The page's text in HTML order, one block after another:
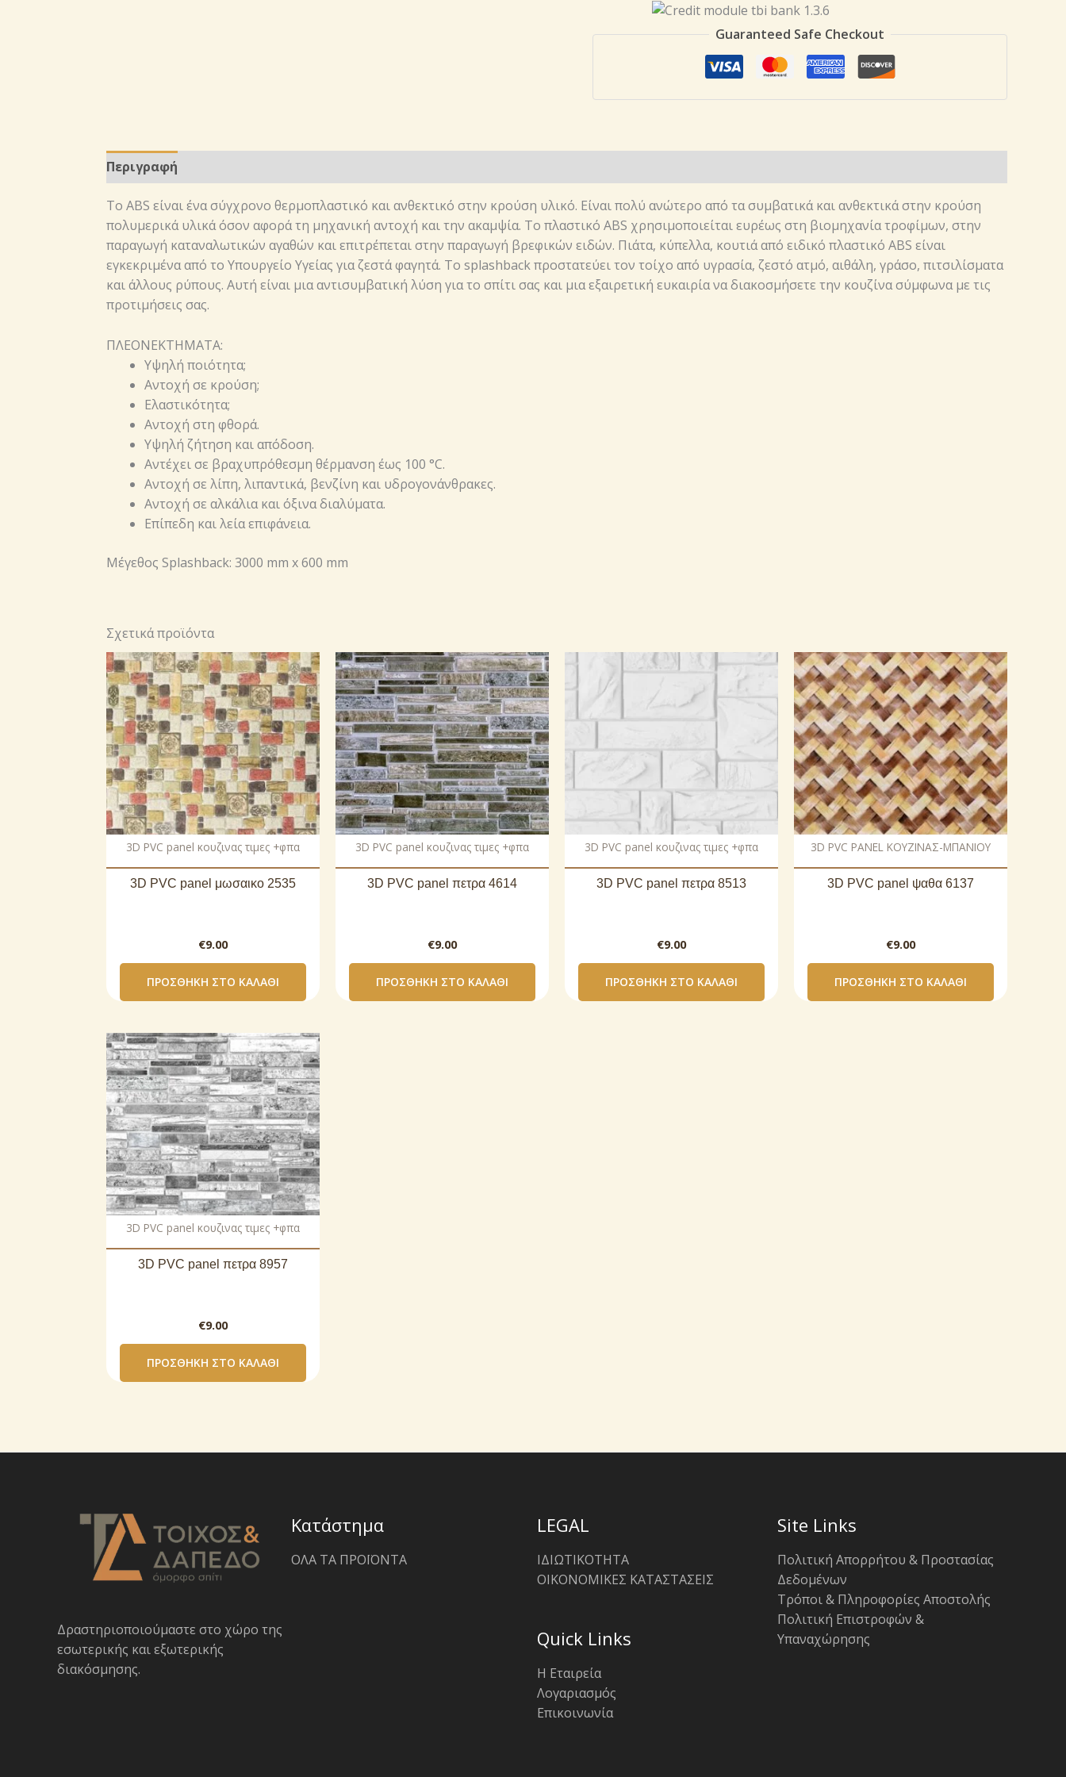
SPLASHBACKS
Splashback:
х
600
mm
ποσότητα
Guaranteed Safe Checkout
Περιγραφή
Το ABS είναι ένα σύγχρονο θερμοπλαστικό και ανθεκτικό στην κρούση υλικό. Είναι πολύ ανώτερο από τα συμβατικά και ανθεκτικά στην κρούση
πολυμερικά υλικά όσον αφορά τη μηχανική αντοχή και την ακαμψία. Το πλαστικό ABS χρησιμοποιείται ευρέως στη βιομηχανία τροφίμων, στην
παραγωγή καταναλωτικών αγαθών και επιτρέπεται στην παραγωγή βρεφικών ειδών. Πιάτα, κύπελλα, κουτιά από ειδικό πλαστικό ABS είναι
εγκεκριμένα από το Υπουργείο Υγείας για ζεστά φαγητά. Το splashback προστατεύει τον τοίχο από υγρασία, ζεστό ατμό, αιθάλη, γράσο, πιτσιλίσματα
και άλλους ρύπους. Αυτή είναι μια αντισυμβατική λύση για το σπίτι σας και μια εξαιρετική ευκαιρία να διακοσμήσετε την κουζίνα σύμφωνα με τις
προτιμήσεις σας.
ΠΛΕΟΝΕΚΤΗΜΑΤΑ:
Υψηλή ποιότητα;
Αντοχή σε κρούση;
Ελαστικότητα;
Αντοχή στη φθορά.
Υψηλή ζήτηση και απόδοση.
Αντέχει σε βραχυπρόθεσμη θέρμανση έως 100 °С.
Αντοχή σε λίπη, λιπαντικά, βενζίνη και υδρογονάνθρακες.
Αντοχή σε αλκάλια και όξινα διαλύματα.
Επίπεδη και λεία επιφάνεια.
Μέγεθος Splashback: 3000 mm х 600 mm
Σχετικά προϊόντα
3D PVC panel κουζινας τιμες +φπα
3D PVC panel μωσαικο 2535
€9.00
ΠΡΟΣΘΉΚΗ ΣΤΟ ΚΑΛΆΘΙ
3D PVC panel κουζινας τιμες +φπα
3D PVC panel πετρα 4614
€9.00
ΠΡΟΣΘΉΚΗ ΣΤΟ ΚΑΛΆΘΙ
3D PVC panel κουζινας τιμες +φπα
3D PVC panel πετρα 8513
€9.00
ΠΡΟΣΘΉΚΗ ΣΤΟ ΚΑΛΆΘΙ
3D PVC PANEL ΚΟΥΖΙΝΑΣ-ΜΠΑΝΙΟΥ
3D PVC panel ψαθα 6137
€9.00
ΠΡΟΣΘΉΚΗ ΣΤΟ ΚΑΛΆΘΙ
3D PVC panel κουζινας τιμες +φπα
3D PVC panel πετρα 8957
€9.00
ΠΡΟΣΘΉΚΗ ΣΤΟ ΚΑΛΆΘΙ
Δραστηριοποιoύμαστε στο χώρο της
εσωτερικής και εξωτερικής
διακόσμησης.
Κατάστημα
ΟΛΑ ΤΑ ΠΡΟΪΟΝΤΑ
LEGAL
ΙΔΙΩΤΙΚΟΤΗΤΑ
ΟΙΚΟΝΟΜΙΚΕΣ ΚΑΤΑΣΤΑΣΕΙΣ
Quick Links
Η Εταιρεία
Λογαριασμός
Επικοινωνία
Site Links
Πολιτική Απορρήτου & Προστασίας
Δεδομένων
Τρόποι & Πληροφορίες Αποστολής
Πολιτική Επιστροφών &
Υπαναχώρησης